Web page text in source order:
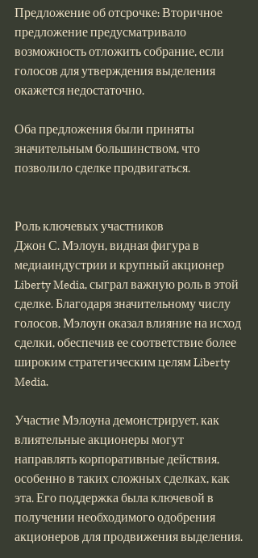
Предложение об отсрочке: Вторичное
предложение предусматривало
возможность отложить собрание, если
голосов для утверждения выделения
окажется недостаточно.
Оба предложения были приняты
значительным большинством, что
позволило сделке продвигаться​​.
Роль ключевых участников
Джон С. Мэлоун, видная фигура в
медиаиндустрии и крупный акционер
Liberty Media, сыграл важную роль в этой
сделке. Благодаря значительному числу
голосов, Мэлоун оказал влияние на исход
сделки, обеспечив ее соответствие более
широким стратегическим целям Liberty
Media.
Участие Мэлоуна демонстрирует, как
влиятельные акционеры могут
направлять корпоративные действия,
особенно в таких сложных сделках, как
эта. Его поддержка была ключевой в
получении необходимого одобрения
акционеров для продвижения выделения​.